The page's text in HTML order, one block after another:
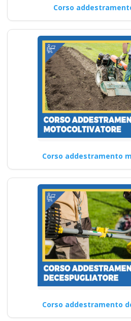
Corso
Corso addestramento
Corso addestramento